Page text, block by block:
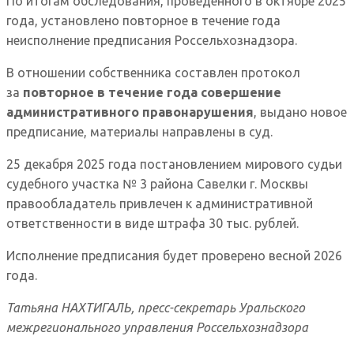
года, установлено повторное в течение года
неисполнение предписания Россельхознадзора.
В отношении собственника составлен протокол
за повторное в течение года совершение
административного правонарушения, выдано новое
предписание, материалы направлены в суд.
25 декабря 2025 года постановлением мирового судьи
судебного участка № 3 района Савелки г. Москвы
правообладатель привлечен к административной
ответственности в виде штрафа 30 тыс. рублей.
Исполнение предписания будет проверено весной 2026
года.
Татьяна НАХТИГАЛЬ, пресс-секретарь Уральского
межрегионального управления Россельхознадзора